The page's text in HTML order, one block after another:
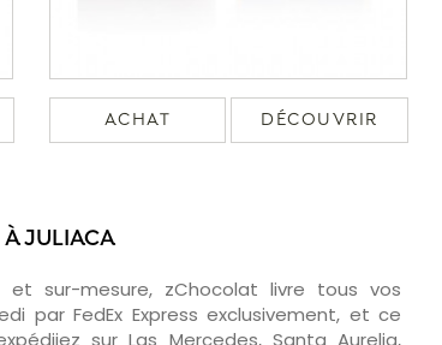
ACHAT DÉCOUVRIR
JULIACA
sur-mesure, zChocolat livre tous vos
par FedEx Express exclusivement, et ce
sur Las Mercedes, Santa Aurelia,